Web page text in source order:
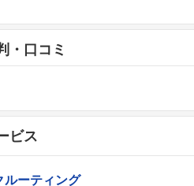
・口コミ
ビス
ルーティング